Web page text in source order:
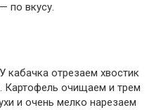
по вкусу.
кабачка отрезаем хвостик
Картофель очищаем и трем
и очень мелко нарезаем